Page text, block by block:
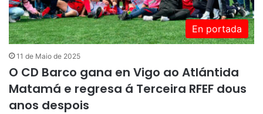
En portada
11 de Maio de 2025
O CD Barco gana en Vigo ao Atlántida
Matamá e regresa á Terceira RFEF dous
anos despois